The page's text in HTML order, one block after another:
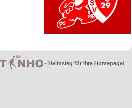
- Heimsieg für Ihre Homepage!